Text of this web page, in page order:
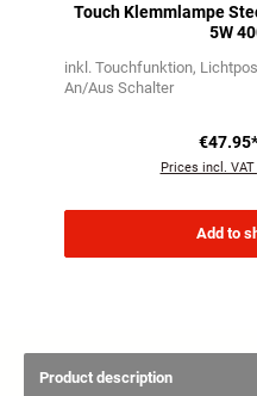
Touch Klemmlampe
5W
inkl. Touchfunktion
An/Aus Schalter
Prices incl.
Add to
Product description